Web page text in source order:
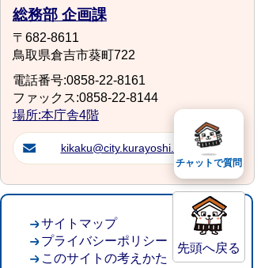
総務部 企画課
〒682-8611
鳥取県倉吉市葵町722
電話番号:0858-22-8161
ファックス:0858-22-8144
場所:本庁舎4階
kikaku@city.kurayoshi.lg.jp
先頭へ戻る
サイトマップ
プライバシーポリシー
このサイトの考えかた
チャットで質問